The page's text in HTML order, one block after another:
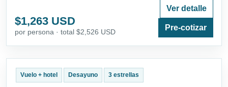
$1,263 USD
por persona · total $2,526 USD
Ver detalle
Pre-cotizar
Vuelo + hotel Desayuno 3 estrellas